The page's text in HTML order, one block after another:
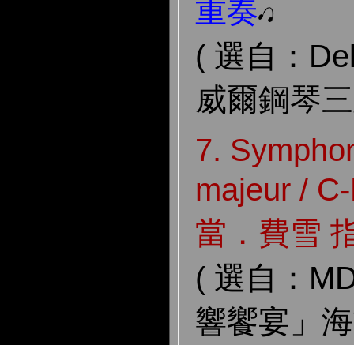
重奏
( 選自：
威爾鋼琴
7.
majeur /
當．費雪
( 選自：
響饗宴」